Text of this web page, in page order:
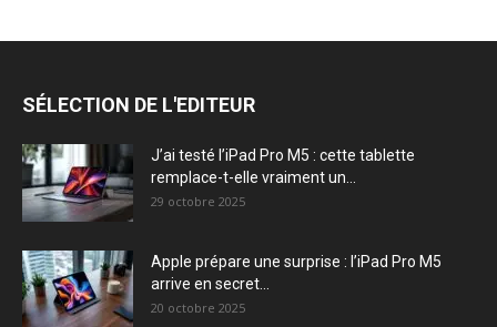
SÉLECTION DE L'EDITEUR
J’ai testé l’iPad Pro M5 : cette tablette
remplace-t-elle vraiment un...
29 octobre 2025
Apple prépare une surprise : l’iPad Pro M5
arrive en secret...
20 octobre 2025